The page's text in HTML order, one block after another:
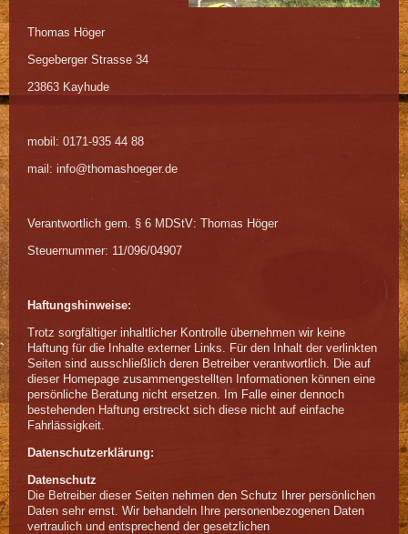
Thomas Höger
Segeberger Strasse 34
23863 Kayhude
mobil: 0171-935 44 88
mail: info@thomashoeger.de
Verantwortlich gem. § 6 MDStV: Thomas Höger
Steuernummer: 11/096/04907
Haftungshinweise:
Trotz sorgfältiger inhaltlicher Kontrolle übernehmen wir keine
Haftung für die Inhalte externer Links. Für den Inhalt der verlinkten
Seiten sind ausschließlich deren Betreiber verantwortlich. Die auf
dieser Homepage zusammengestellten Informationen können eine
persönliche Beratung nicht ersetzen. Im Falle einer dennoch
bestehenden Haftung erstreckt sich diese nicht auf einfache
Fahrlässigkeit.
Datenschutzerklärung:
Datenschutz
Die Betreiber dieser Seiten nehmen den Schutz Ihrer persönlichen
Daten sehr ernst. Wir behandeln Ihre personenbezogenen Daten
vertraulich und entsprechend der gesetzlichen